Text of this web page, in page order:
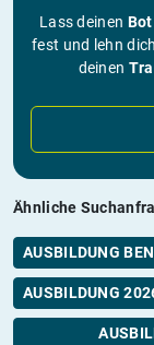
Lass deinen Bot
fest und lehn
deinen
Ähnliche
AUSBILDUNG
AUSBILDUNG